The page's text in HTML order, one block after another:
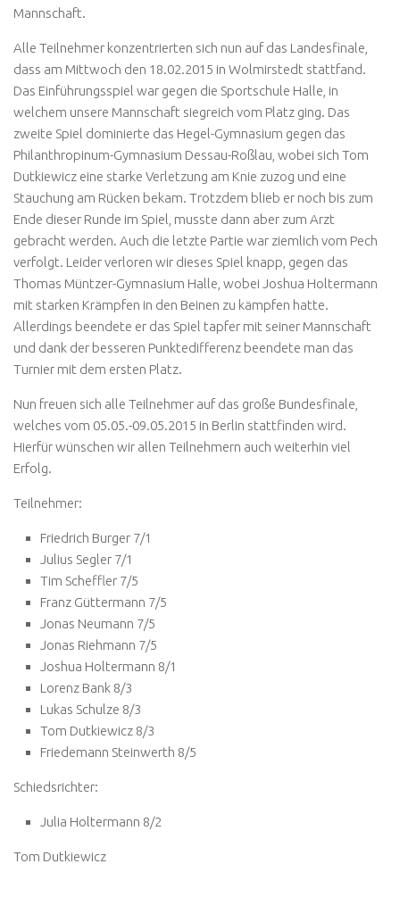
Mannschaft.
Alle Teilnehmer konzentrierten sich nun auf das Landesfinale,
dass am Mittwoch den 18.02.2015 in Wolmirstedt stattfand.
Das Einführungsspiel war gegen die Sportschule Halle, in
welchem unsere Mannschaft siegreich vom Platz ging. Das
zweite Spiel dominierte das Hegel-Gymnasium gegen das
Philanthropinum-Gymnasium Dessau-Roßlau, wobei sich Tom
Dutkiewicz eine starke Verletzung am Knie zuzog und eine
Stauchung am Rücken bekam. Trotzdem blieb er noch bis zum
Ende dieser Runde im Spiel, musste dann aber zum Arzt
gebracht werden. Auch die letzte Partie war ziemlich vom Pech
verfolgt. Leider verloren wir dieses Spiel knapp, gegen das
Thomas Müntzer-Gymnasium Halle, wobei Joshua Holtermann
mit starken Krämpfen in den Beinen zu kämpfen hatte.
Allerdings beendete er das Spiel tapfer mit seiner Mannschaft
und dank der besseren Punktedifferenz beendete man das
Turnier mit dem ersten Platz.
Nun freuen sich alle Teilnehmer auf das große Bundesfinale,
welches vom 05.05.-09.05.2015 in Berlin stattfinden wird.
Hierfür wünschen wir allen Teilnehmern auch weiterhin viel
Erfolg.
Teilnehmer:
Friedrich Burger 7/1
Julius Segler 7/1
Tim Scheffler 7/5
Franz Güttermann 7/5
Jonas Neumann 7/5
Jonas Riehmann 7/5
Joshua Holtermann 8/1
Lorenz Bank 8/3
Lukas Schulze 8/3
Tom Dutkiewicz 8/3
Friedemann Steinwerth 8/5
Schiedsrichter:
Julia Holtermann 8/2
Tom Dutkiewicz